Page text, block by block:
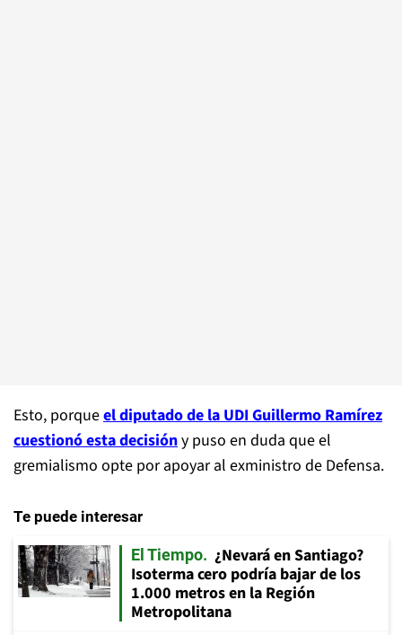
Esto, porqueel diputado de la UDI Guillermo Ramírez
cuestionó esta decisióny puso en duda que el
gremialismo opte por apoyar al exministro de Defensa.
Te puede interesar
El Tiempo
¿Nevará en Santiago?
Isoterma cero podría bajar de los
1.000 metros en la Región
Metropolitana